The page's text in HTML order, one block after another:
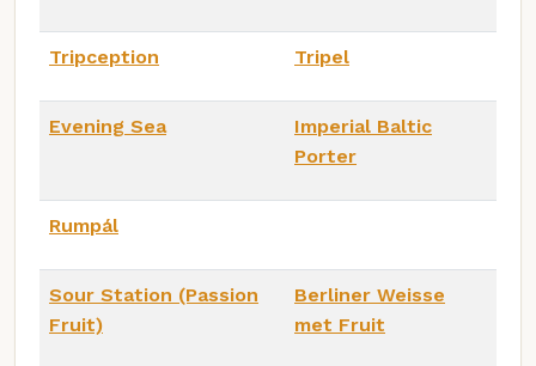
Tripception Tripel
Evening Sea
Imperial Baltic
Porter
Rumpál
Sour Station (Passion
Fruit)
Berliner Weisse
met Fruit